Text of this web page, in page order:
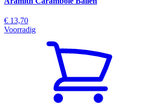
€ 13,70
Voorradig